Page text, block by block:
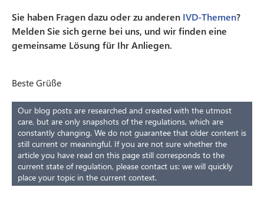
Sie haben Fragen dazu oder zu anderen IVD-Themen?
Melden Sie sich gerne bei uns, und wir finden eine
gemeinsame Lösung für Ihr Anliegen.
Beste Grüße
Our blog posts are researched and created with the utmost
care, but are only snapshots of the regulations, which are
constantly changing. We do not guarantee that older content is
still current or meaningful. If you are not sure whether the
article you have read on this page still corresponds to the
current state of regulation, please contact us: we will quickly
place your topic in the current context.